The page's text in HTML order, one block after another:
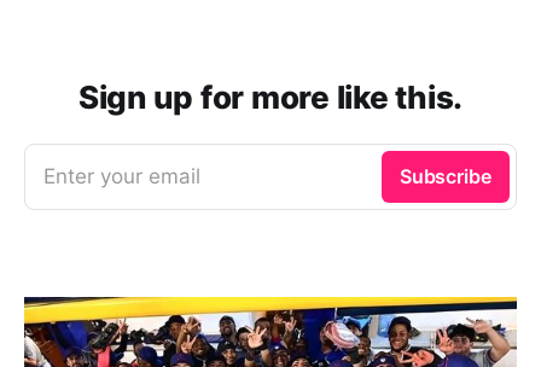
Sign up for more like this.
Enter your email Subscribe